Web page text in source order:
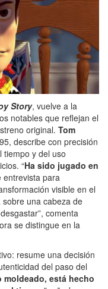
Story, vuelve a la
notables que reflejan el
original. Tom
describe con precisión
tiempo y del uso
“Ha sido jugado en
entrevista para
visible en el
una cabeza de
comenta
se distingue en la
resume una decisión
del paso del
moldeado, está hecho